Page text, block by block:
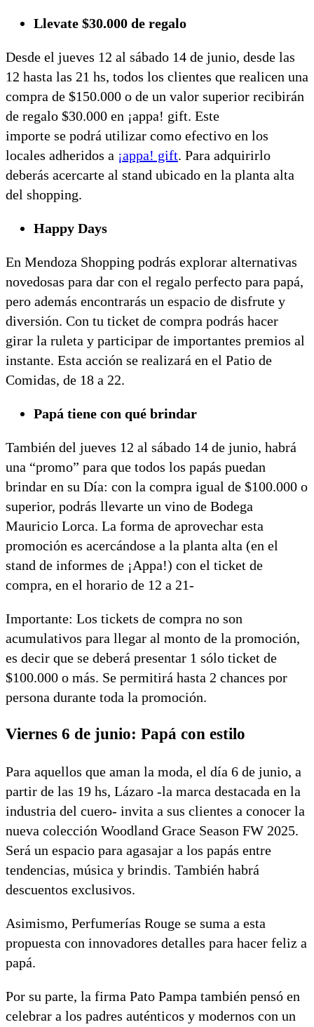
Llevate $30.000 de regalo
Desde el jueves 12 al sábado 14 de junio, desde las
12 hasta las 21 hs, todos los clientes que realicen una
compra de $150.000 o de un valor superior recibirán
de regalo $30.000 en ¡appa! gift. Este
importe se podrá utilizar como efectivo en los
locales adheridos a ¡appa! gift. Para adquirirlo
deberás acercarte al stand ubicado en la planta alta
del shopping.
Happy Days
En Mendoza Shopping podrás explorar alternativas
novedosas para dar con el regalo perfecto para papá,
pero además encontrarás un espacio de disfrute y
diversión. Con tu ticket de compra podrás hacer
girar la ruleta y participar de importantes premios al
instante. Esta acción se realizará en el Patio de
Comidas, de 18 a 22.
Papá tiene con qué brindar
También del jueves 12 al sábado 14 de junio, habrá
una “promo” para que todos los papás puedan
brindar en su Día: con la compra igual de $100.000 o
superior, podrás llevarte un vino de Bodega
Mauricio Lorca. La forma de aprovechar esta
promoción es acercándose a la planta alta (en el
stand de informes de ¡Appa!) con el ticket de
compra, en el horario de 12 a 21-
Importante: Los tickets de compra no son
acumulativos para llegar al monto de la promoción,
es decir que se deberá presentar 1 sólo ticket de
$100.000 o más. Se permitirá hasta 2 chances por
persona durante toda la promoción.
Viernes 6 de junio: Papá con estilo
Para aquellos que aman la moda, el día 6 de junio, a
partir de las 19 hs, Lázaro -la marca destacada en la
industria del cuero- invita a sus clientes a conocer la
nueva colección Woodland Grace Season FW 2025.
Será un espacio para agasajar a los papás entre
tendencias, música y brindis. También habrá
descuentos exclusivos.
Asimismo, Perfumerías Rouge se suma a esta
propuesta con innovadores detalles para hacer feliz a
papá.
Por su parte, la firma Pato Pampa también pensó en
celebrar a los padres auténticos y modernos con un